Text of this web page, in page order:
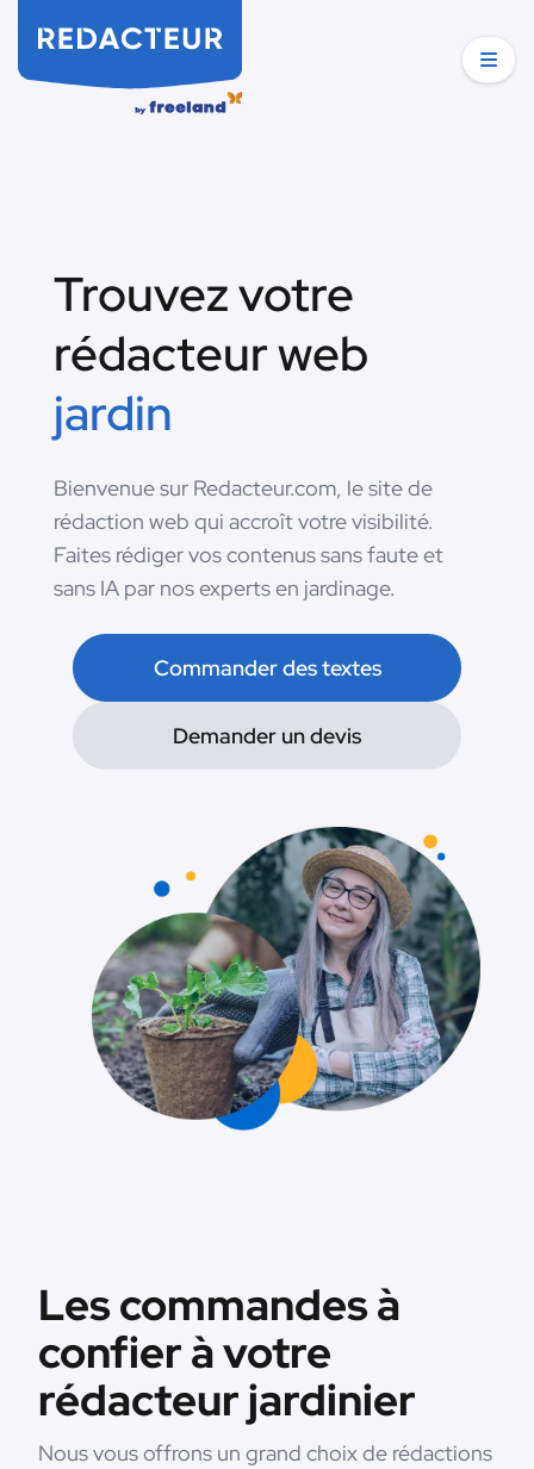
Trouvez votre
rédacteur web
jardin
Bienvenue sur Redacteur.com, le site de
rédaction web qui accroît votre visibilité.
Faites rédiger vos contenus sans faute et
sans IA par nos experts en jardinage.
Commander des textes
Demander un devis
Les commandes à
confier à votre
rédacteur jardinier
Nous vous offrons un grand choix de rédactions